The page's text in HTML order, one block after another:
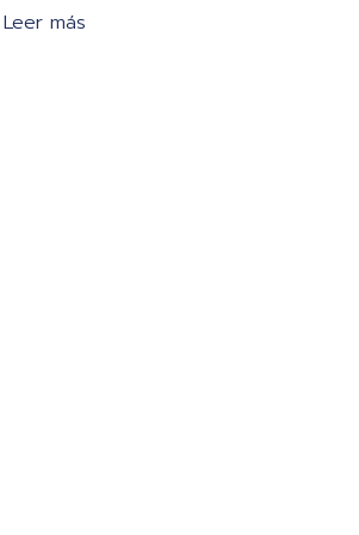
Leer más